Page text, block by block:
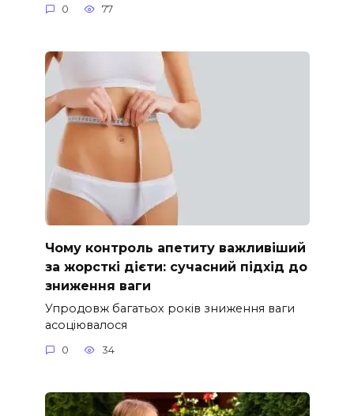
0 77
Чому контроль апетиту важливіший
за жорсткі дієти: сучасний підхід до
зниження ваги
Упродовж багатьох років зниження ваги
асоціювалося
0 34